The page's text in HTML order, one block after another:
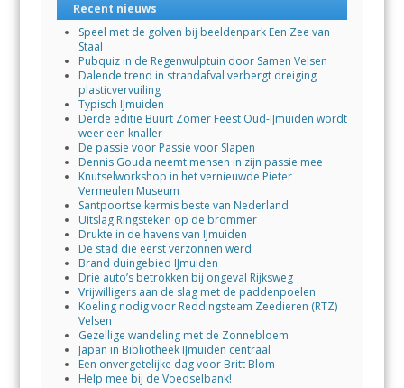
Recent nieuws
Speel met de golven bij beeldenpark Een Zee van
Staal
Pubquiz in de Regenwulptuin door Samen Velsen
Dalende trend in strandafval verbergt dreiging
plasticvervuiling
Typisch IJmuiden
Derde editie Buurt Zomer Feest Oud-IJmuiden wordt
weer een knaller
De passie voor Passie voor Slapen
Dennis Gouda neemt mensen in zijn passie mee
Knutselworkshop in het vernieuwde Pieter
Vermeulen Museum
Santpoortse kermis beste van Nederland
Uitslag Ringsteken op de brommer
Drukte in de havens van IJmuiden
De stad die eerst verzonnen werd
Brand duingebied IJmuiden
Drie auto’s betrokken bij ongeval Rijksweg
Vrijwilligers aan de slag met de paddenpoelen
Koeling nodig voor Reddingsteam Zeedieren (RTZ)
Velsen
Gezellige wandeling met de Zonnebloem
Japan in Bibliotheek IJmuiden centraal
Een onvergetelijke dag voor Britt Blom
Help mee bij de Voedselbank!